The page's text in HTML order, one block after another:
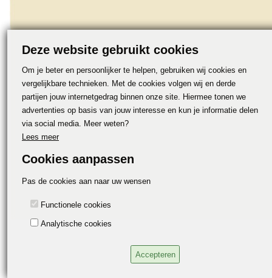
Deze website gebruikt cookies
Om je beter en persoonlijker te helpen, gebruiken wij cookies en
vergelijkbare technieken. Met de cookies volgen wij en derde
partijen jouw internetgedrag binnen onze site. Hiermee tonen we
advertenties op basis van jouw interesse en kun je informatie delen
via social media. Meer weten?
Lees meer
Cookies aanpassen
Pas de cookies aan naar uw wensen
Functionele cookies
Analytische cookies
Accepteren